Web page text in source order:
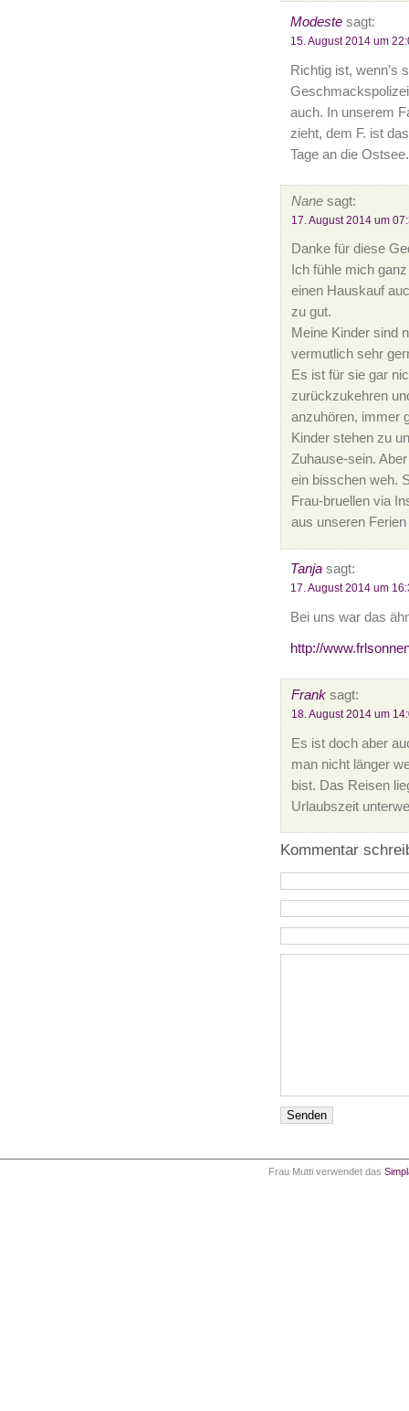
Modestesagt:
15. August 2014 um
Richtig ist, wenn’s
auch. In unserem
zieht, dem F. ist
Tage an die Ostsee.
Nanesagt:
17. August 2014 um
Danke für diese
Ich fühle mich
einen Hauskauf
zu gut.
Meine Kinder sind
vermutlich sehr
Es ist für sie gar
zurückzukehren
anzuhören, immer
Kinder stehen zu
Zuhause-sein.
ein bisschen weh.
Frau-bruellen via
aus unseren
Tanjasagt:
17. August 2014 um
Bei uns war das
http://
Franksagt:
18. August 2014 um
Es ist doch aber
man nicht länger
bist. Das Reisen
Urlaubszeit
Kommentar
Frau Mutti verwendet das